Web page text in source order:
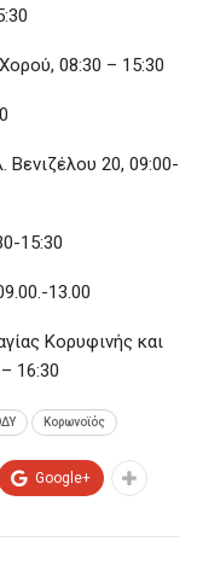
08:30 – 15:30
Βενιζέλου 20, 09:00-
15:30
13.00
Κορυφινής και
16:30
Κορωνοϊός
Google+